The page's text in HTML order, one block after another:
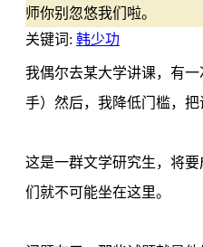
师你别忽悠我们啦。
关键词: 韩少功
我偶尔去某大学讲课，有
手）然后，我降低门槛，
这是一群文学研究生，将
们就不可能坐在这里。